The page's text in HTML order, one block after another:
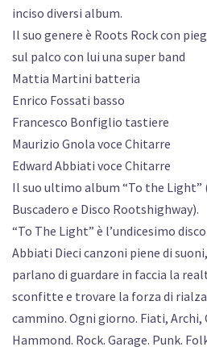
inciso diversi album.
Il suo genere è Roots Rock con
sul palco con lui una super band
Mattia Martini batteria
Enrico Fossati basso
Francesco Bonfiglio tastiere
Maurizio Gnola voce Chitarre
Edward Abbiati voce Chitarre
Il suo ultimo album “To the
Buscadero e Disco Rootshighway).
“To The Light” è l’undicesimo
Abbiati Dieci canzoni piene di
parlano di guardare in faccia la
sconfitte e trovare la forza di
cammino. Ogni giorno. Fiati,
Hammond. Rock. Garage. Punk.